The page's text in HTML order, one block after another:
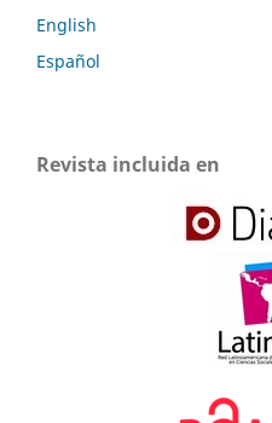
English
Español
Revista incluida en